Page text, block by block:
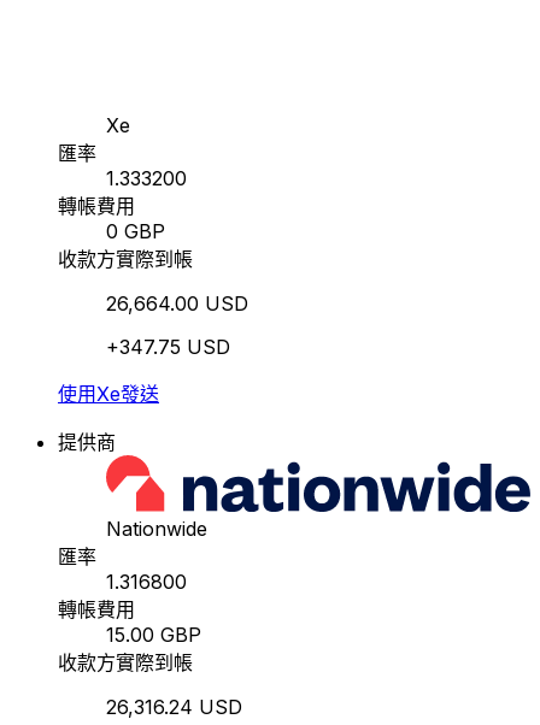
Xe
匯率
1.333200
轉帳費用
0 GBP
收款方實際到帳
26,664.00 USD
+347.75 USD
使用Xe發送
提供商
Nationwide
匯率
1.316800
轉帳費用
15.00 GBP
收款方實際到帳
26,316.24 USD